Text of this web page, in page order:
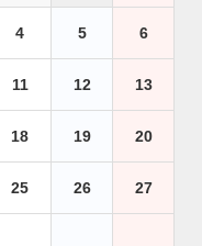
4 5 6
11 12 13
18 19 20
25 26 27